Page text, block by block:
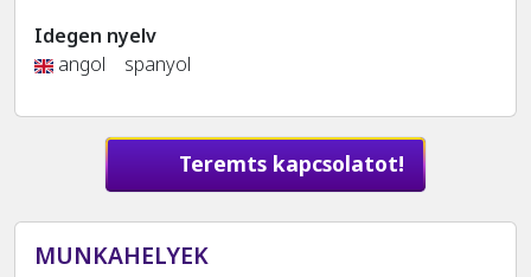
Idegen nyelv
angol
spanyol
Teremts kapcsolatot!
MUNKAHELYEK